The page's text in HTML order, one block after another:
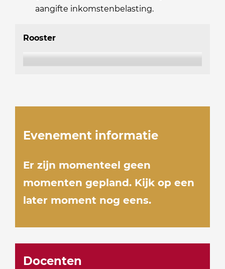
aangifte inkomstenbelasting.
Rooster
Evenement informatie
Er zijn momenteel geen
momenten gepland. Kijk op een
later moment nog eens.
Docenten